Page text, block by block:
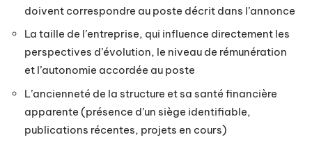
doivent correspondre au poste décrit dans l’annonce
La taille de l’entreprise, qui influence directement les
perspectives d’évolution, le niveau de rémunération
et l’autonomie accordée au poste
L’ancienneté de la structure et sa santé financière
apparente (présence d’un siège identifiable,
publications récentes, projets en cours)